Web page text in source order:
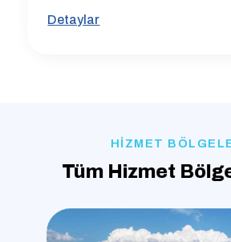
Detaylar
HİZMET
Tüm Hizmet